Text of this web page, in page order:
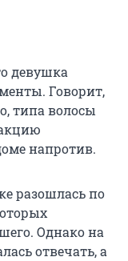
девушка
Говорит,
типа волосы
напротив.
разошлась по
Однако на
отвечать, а